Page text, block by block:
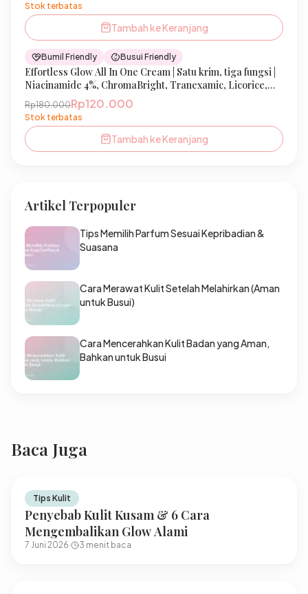
Stok terbatas
Tambah ke Keranjang
New
Bumil Friendly Busui Friendly
Effortless Glow All In One Cream | Satu krim, tiga fungsi |
Niacinamide 4%, ChromaBright, Tranexamic, Licorice,
Sunscreen Agent | Mencerahkan, Melembabkan &
Melindungi Kulit Wajah | Bumil & Busui Friendly | IBELLE
SKIN
Rp180.000Rp120.000
Stok terbatas
Tambah ke Keranjang
Artikel Terpopuler
Tips Memilih Parfum Sesuai Kepribadian &
Suasana
Cara Merawat Kulit Setelah Melahirkan (Aman
untuk Busui)
Cara Mencerahkan Kulit Badan yang Aman,
Bahkan untuk Busui
Baca Juga
Tips Kulit
Penyebab Kulit Kusam & 6 Cara
Mengembalikan Glow Alami
7 Juni 2026· 3 menit baca